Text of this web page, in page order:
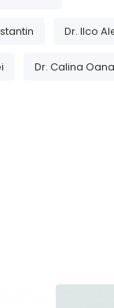
Dr. Ilco
Dr. Calina Oana